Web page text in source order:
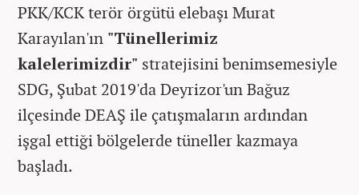
PKK/KCK terör örgütü elebaşı Murat
Karayılan'ın "Tünellerimiz
kalelerimizdir" stratejisini benimsemesiyle
SDG, Şubat 2019'da Deyrizor'un Bağuz
ilçesinde DEAŞ ile çatışmaların ardından
işgal ettiği bölgelerde tüneller kazmaya
başladı.